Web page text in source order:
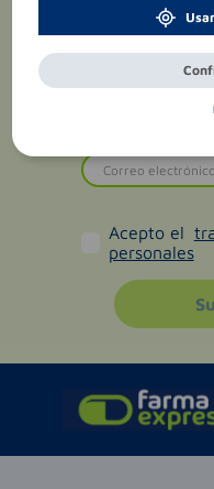
Acepto el
personales